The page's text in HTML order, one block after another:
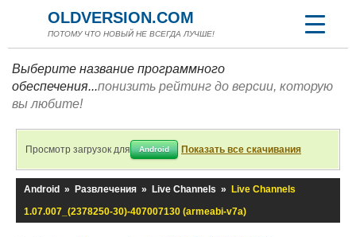
OLDVERSION.COM
ПОТОМУ ЧТО НОВЫЙ НЕ ВСЕГДА ЛУЧШЕ!
Выберите название программного
обеспечения...понизить рейтинг до версии, которую
вы любите!
Просмотр загрузок для Android Показать все скачивания
Android » Развлечения » Live Channels »
Live Channels
1.07.007_(2378250-30)-407007130 (armeabi-v7a)